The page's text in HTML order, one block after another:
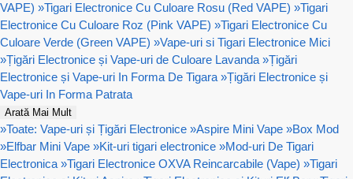
VAPE) »Tigari Electronice Cu Culoare Rosu (Red VAPE) »Tigari
Electronice Cu Culoare Roz (Pink VAPE) »Tigari Electronice Cu
Culoare Verde (Green VAPE) »Vape-uri si Tigari Electronice Mici
»Țigări Electronice și Vape-uri de Culoare Lavanda »Țigări
Electronice și Vape-uri In Forma De Tigara »Țigări Electronice și
Vape-uri In Forma Patrata
Arată Mai Mult
»Toate: Vape-uri și Țigări Electronice »Aspire Mini Vape »Box Mod
»Elfbar Mini Vape »Kit-uri tigari electronice »Mod-uri De Tigari
Electronica »Tigari Electronice OXVA Reincarcabile (Vape) »Tigari